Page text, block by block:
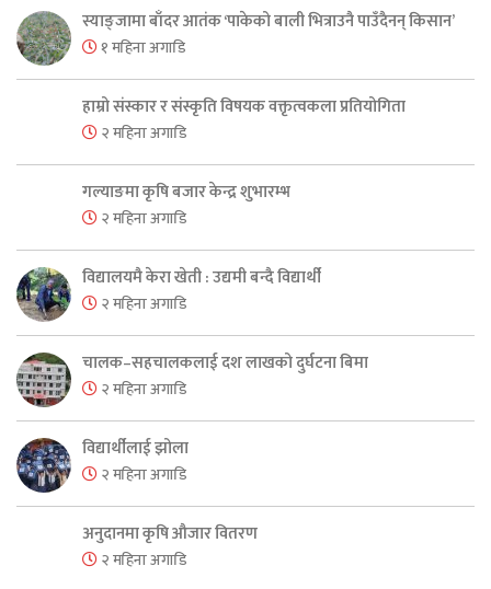
स्याङ्जामा बाँदर आतंक ‘पाकेको बाली भित्राउनै पाउँदैनन् किसान’
१ महिना अगाडि
हाम्रो संस्कार र संस्कृति विषयक वक्तृत्वकला प्रतियोगिता
२ महिना अगाडि
गल्याङमा कृषि बजार केन्द्र शुभारम्भ
२ महिना अगाडि
विद्यालयमै केरा खेती : उद्यमी बन्दै विद्यार्थी
२ महिना अगाडि
चालक–सहचालकलाई दश लाखको दुर्घटना बिमा
२ महिना अगाडि
विद्यार्थीलाई झोला
२ महिना अगाडि
अनुदानमा कृषि औजार वितरण
२ महिना अगाडि